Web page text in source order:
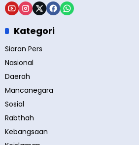
Kategori
Siaran Pers
Nasional
Daerah
Mancanegara
Sosial
Rabthah
Kebangsaan